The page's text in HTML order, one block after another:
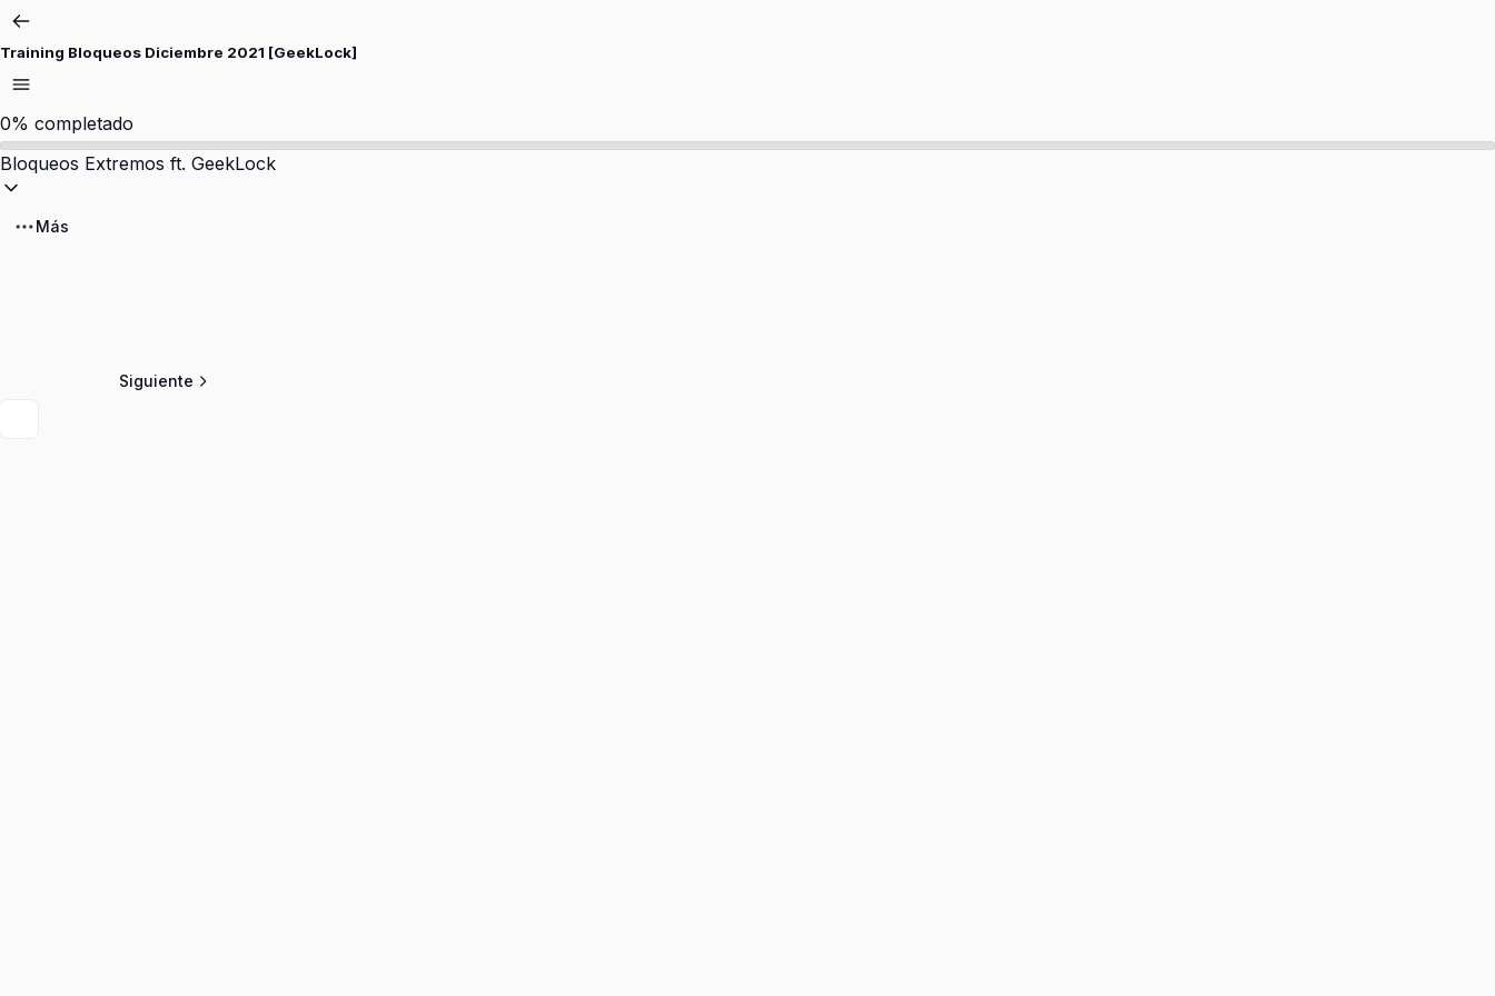
Training Bloqueos Diciembre 2021 [GeekLock]
0% completado
Bloqueos Extremos ft. GeekLock
Más
Siguiente